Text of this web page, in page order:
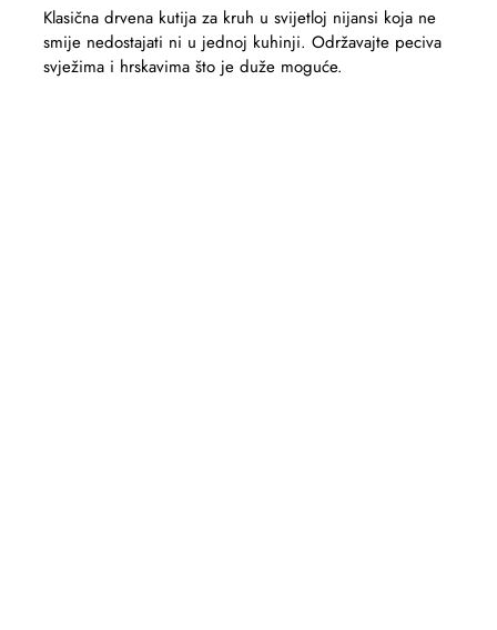
Klasična drvena kutija za kruh u svijetloj nijansi koja ne
smije nedostajati ni u jednoj kuhinji. Održavajte peciva
svježima i hrskavima što je duže moguće.